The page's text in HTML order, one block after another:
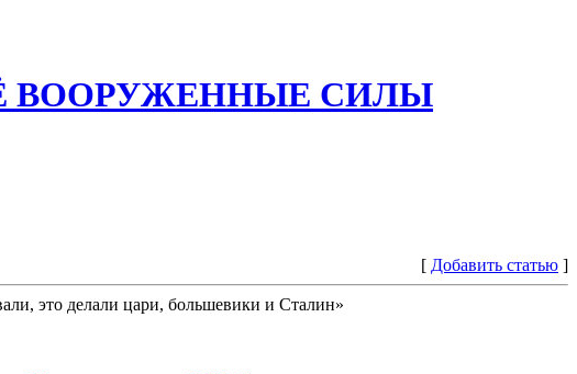
ВООРУЖЕННЫЕ СИЛЫ
[ Добавить статью ]
это делали цари, большевики и Сталин»